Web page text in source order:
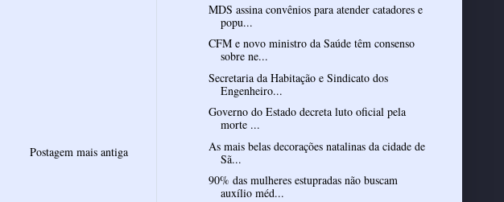
Postagem mais antiga
MDS assina convênios para atender catadores e
popu...
CFM e novo ministro da Saúde têm consenso
sobre ne...
Secretaria da Habitação e Sindicato dos
Engenheiro...
Governo do Estado decreta luto oficial pela
morte ...
As mais belas decorações natalinas da cidade de
Sã...
90% das mulheres estupradas não buscam
auxílio méd...